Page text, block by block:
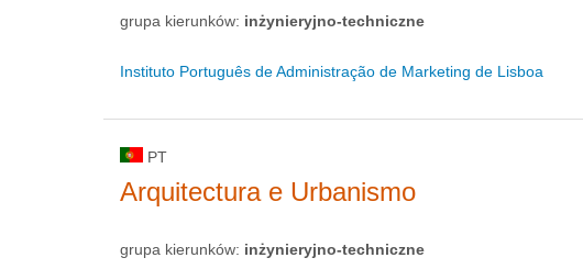
grupa kierunków: inżynieryjno-techniczne
Instituto Português de Administração de Marketing de Lisboa
PT
Arquitectura e Urbanismo
grupa kierunków: inżynieryjno-techniczne